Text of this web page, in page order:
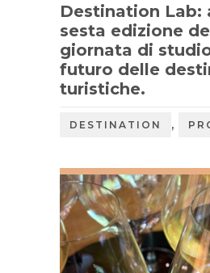
Destination Lab:
sesta edizione
giornata di
futuro delle
turistiche.
DESTINATION ,